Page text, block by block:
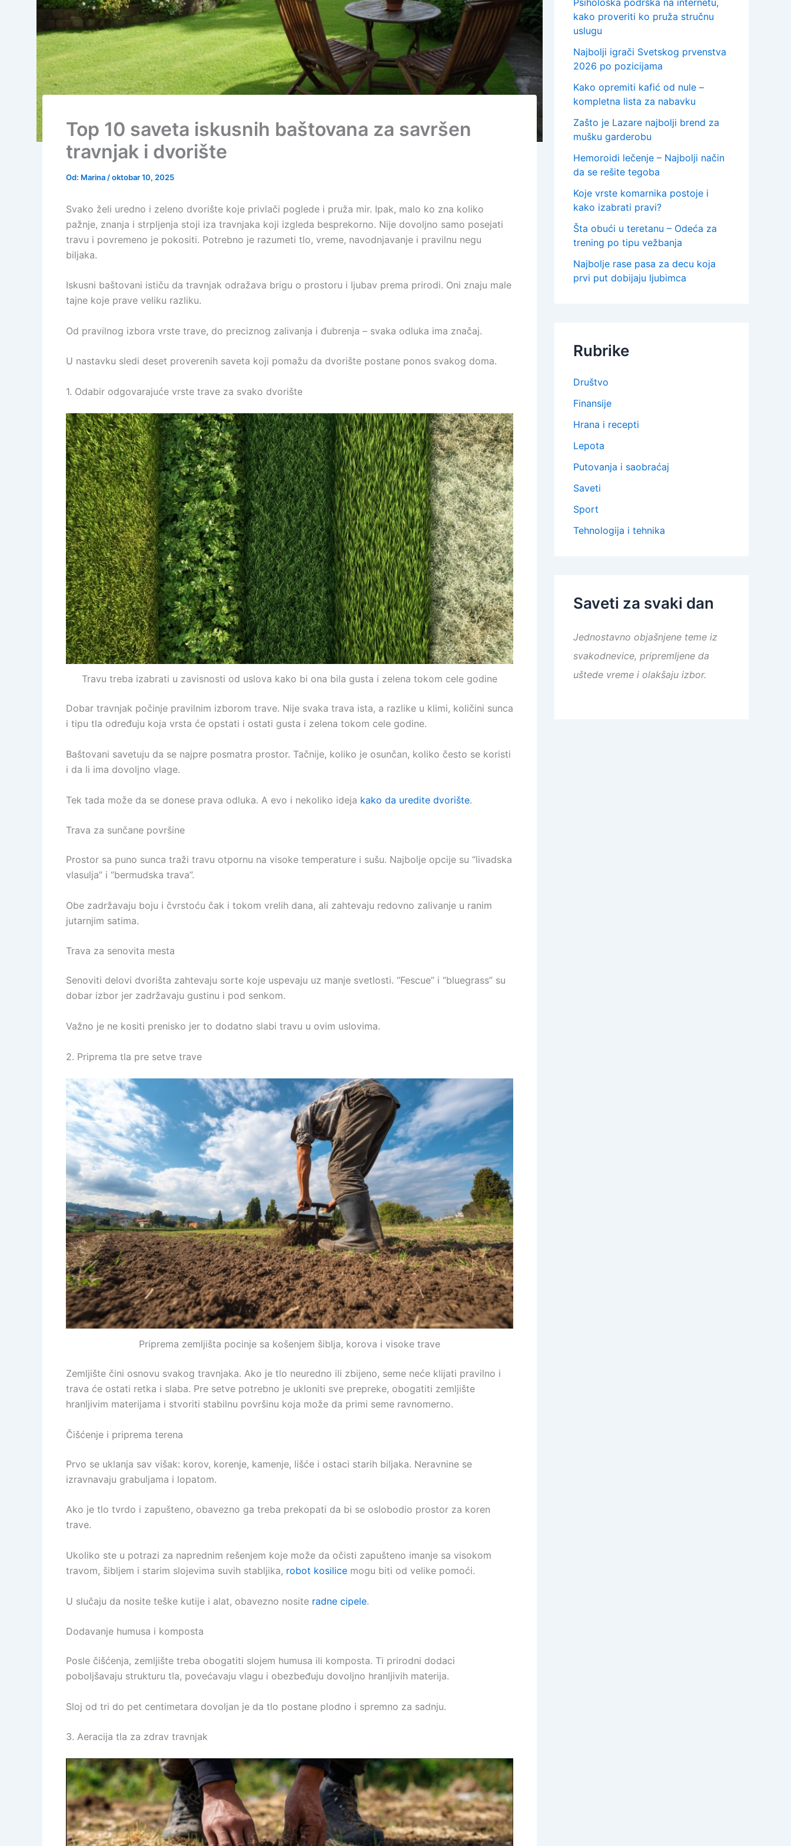
Top 10 saveta iskusnih baštovana za savršen
travnjak i dvorište
Od: Marina /oktobar 10, 2025
Svako želi uredno i zeleno dvorište koje privlači poglede i pruža mir. Ipak, malo ko zna koliko
pažnje, znanja i strpljenja stoji iza travnjaka koji izgleda besprekorno. Nije dovoljno samo posejati
travu i povremeno je pokositi. Potrebno je razumeti tlo, vreme, navodnjavanje i pravilnu negu
biljaka.
Iskusni baštovani ističu da travnjak odražava brigu o prostoru i ljubav prema prirodi. Oni znaju male
tajne koje prave veliku razliku.
Od pravilnog izbora vrste trave, do preciznog zalivanja i đubrenja – svaka odluka ima značaj.
U nastavku sledi deset proverenih saveta koji pomažu da dvorište postane ponos svakog doma.
1. Odabir odgovarajuće vrste trave za svako dvorište
Travu treba izabrati u zavisnosti od uslova kako bi ona bila gusta i zelena tokom cele godine
Dobar travnjak počinje pravilnim izborom trave. Nije svaka trava ista, a razlike u klimi, količini sunca
i tipu tla određuju koja vrsta će opstati i ostati gusta i zelena tokom cele godine.
Baštovani savetuju da se najpre posmatra prostor. Tačnije, koliko je osunčan, koliko često se koristi
i da li ima dovoljno vlage.
Tek tada može da se donese prava odluka. A evo i nekoliko ideja kako da uredite dvorište.
Trava za sunčane površine
Prostor sa puno sunca traži travu otpornu na visoke temperature i sušu. Najbolje opcije su “livadska
vlasulja” i “bermudska trava”.
Obe zadržavaju boju i čvrstoću čak i tokom vrelih dana, ali zahtevaju redovno zalivanje u ranim
jutarnjim satima.
Trava za senovita mesta
Senoviti delovi dvorišta zahtevaju sorte koje uspevaju uz manje svetlosti. “Fescue” i “bluegrass” su
dobar izbor jer zadržavaju gustinu i pod senkom.
Važno je ne kositi prenisko jer to dodatno slabi travu u ovim uslovima.
2. Priprema tla pre setve trave
Priprema zemljišta pocinje sa košenjem šiblja, korova i visoke trave
Zemljište čini osnovu svakog travnjaka. Ako je tlo neuredno ili zbijeno, seme neće klijati pravilno i
trava će ostati retka i slaba. Pre setve potrebno je ukloniti sve prepreke, obogatiti zemljište
hranljivim materijama i stvoriti stabilnu površinu koja može da primi seme ravnomerno.
Čišćenje i priprema terena
Prvo se uklanja sav višak: korov, korenje, kamenje, lišće i ostaci starih biljaka. Neravnine se
izravnavaju grabuljama i lopatom.
Ako je tlo tvrdo i zapušteno, obavezno ga treba prekopati da bi se oslobodio prostor za koren
trave.
Ukoliko ste u potrazi za naprednim rešenjem koje može da očisti zapušteno imanje sa visokom
travom, šibljem i starim slojevima suvih stabljika, robot kosilice mogu biti od velike pomoći.
U slučaju da nosite teške kutije i alat, obavezno nosite radne cipele.
Dodavanje humusa i komposta
Posle čišćenja, zemljište treba obogatiti slojem humusa ili komposta. Ti prirodni dodaci
poboljšavaju strukturu tla, povećavaju vlagu i obezbeđuju dovoljno hranljivih materija.
Sloj od tri do pet centimetara dovoljan je da tlo postane plodno i spremno za sadnju.
3. Aeracija tla za zdrav travnjak
Psihološka podrška na internetu,
kako proveriti ko pruža stručnu
uslugu
Najbolji igrači Svetskog prvenstva
2026 po pozicijama
Kako opremiti kafić od nule –
kompletna lista za nabavku
Zašto je Lazare najbolji brend za
mušku garderobu
Hemoroidi lečenje – Najbolji način
da se rešite tegoba
Koje vrste komarnika postoje i
kako izabrati pravi?
Šta obući u teretanu – Odeća za
trening po tipu vežbanja
Najbolje rase pasa za decu koja
prvi put dobijaju ljubimca
Rubrike
Društvo
Finansije
Hrana i recepti
Lepota
Putovanja i saobraćaj
Saveti
Sport
Tehnologija i tehnika
Saveti za svaki dan
Jednostavno objašnjene teme iz
svakodnevice, pripremljene da
uštede vreme i olakšaju izbor.